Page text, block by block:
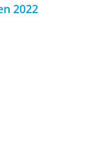
2022